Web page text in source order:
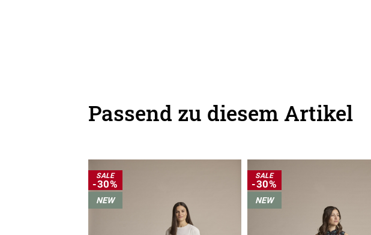
Passend zu diesem Artikel
SALE
-30%
NEW
SALE
-30%
NEW